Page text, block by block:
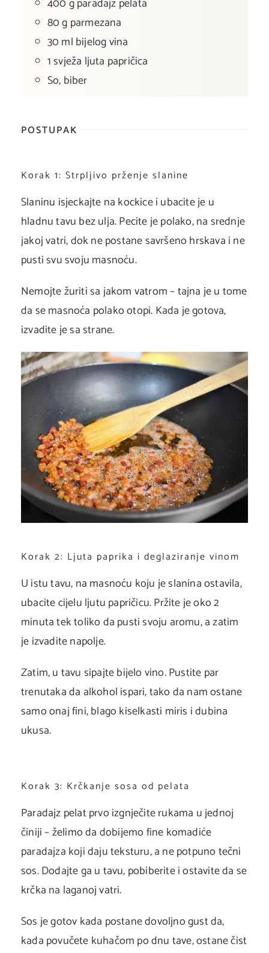
400 g paradajz pelata
80 g parmezana
30 ml bijelog vina
1 svježa ljuta papričica
So, biber
POSTUPAK
Korak 1: Strpljivo prženje slanine
Slaninu isjeckajte na kockice i ubacite je u
hladnu tavu bez ulja. Pecite je polako, na srednje
jakoj vatri, dok ne postane savršeno hrskava i ne
pusti svu svoju masnoću.
Nemojte žuriti sa jakom vatrom – tajna je u tome
da se masnoća polako otopi. Kada je gotova,
izvadite je sa strane.
Korak 2: Ljuta paprika i deglaziranje vinom
U istu tavu, na masnoću koju je slanina ostavila,
ubacite cijelu ljutu papričicu. Pržite je oko 2
minuta tek toliko da pusti svoju aromu, a zatim
je izvadite napolje.
Zatim, u tavu sipajte bijelo vino. Pustite par
trenutaka da alkohol ispari, tako da nam ostane
samo onaj fini, blago kiselkasti miris i dubina
ukusa.
Korak 3: Krčkanje sosa od pelata
Paradajz pelat prvo izgnječite rukama u jednoj
činiji – želimo da dobijemo fine komadiće
paradajza koji daju teksturu, a ne potpuno tečni
sos. Dodajte ga u tavu, pobiberite i ostavite da se
krčka na laganoj vatri.
Sos je gotov kada postane dovoljno gust da,
kada povučete kuhačom po dnu tave, ostane čist